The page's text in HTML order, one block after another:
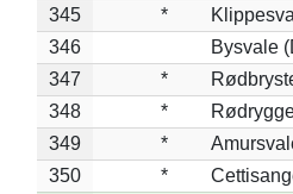
345
*
346
Bysvale
347
*
348
*
349
*
350
*